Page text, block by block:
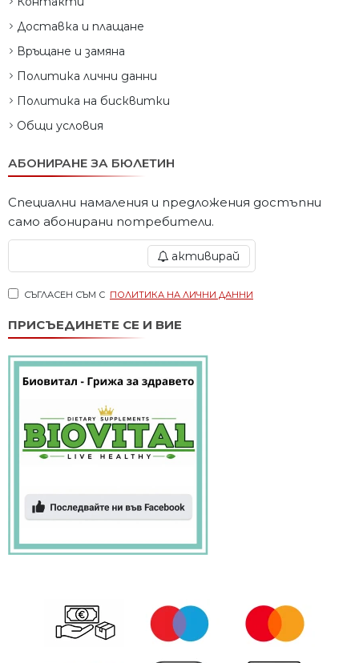
Доставка и плащане
Връщане и замяна
Политика лични данни
Политика на бисквитки
Общи условия
АБОНИРАНЕ ЗА БЮЛЕТИН
Специални намаления и предложения достъпни
само абонирани потребители.
активирай
СЪГЛАСЕН СЪМ С ПОЛИТИКА НА ЛИЧНИ ДАННИ
ПРИСЪЕДИНЕТЕ СЕ И ВИЕ